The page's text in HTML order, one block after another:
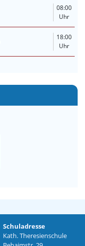
08:00
Uhr
18:00
Uhr
Schuladresse
Kath. Theresienschule